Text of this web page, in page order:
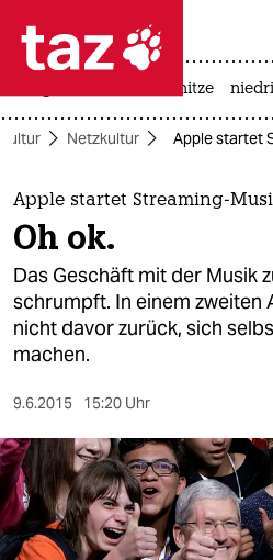
 taz zahl ich
taz zahl ich
themen
politik
öko
gesellschaft
kultur
sport
berlin
nord
hitze
Kultur Netzkultur Apple startet
Apple startet Streaming-
Oh ok.
Das Geschäft mit der Musik
schrumpft. In einem zweiten
nicht davor zurück, sich
machen.
9.6.2015 15:20 Uhr